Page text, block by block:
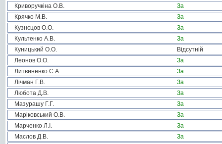
Криворучкіна О.В.
За
Крячко М.В.
За
Кузнєцов О.О.
За
Культенко А.В.
За
Куницький О.О.
Відсутній
Леонов О.О.
За
Литвиненко С.А.
За
Лічман Г.В.
За
Любота Д.В.
За
Мазурашу Г.Г.
За
Маріковський О.В.
За
Марченко Л.І.
За
Маслов Д.В.
За